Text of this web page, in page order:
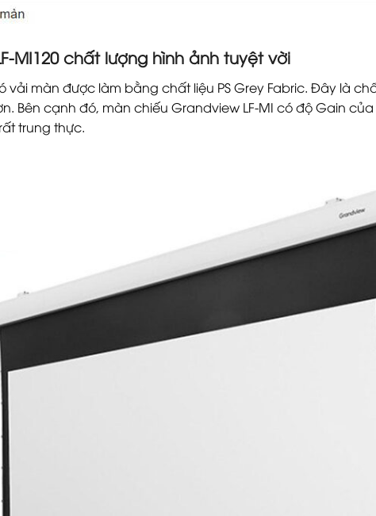
MI120 chất lượng hình ảnh tuyệt vời
vải màn được làm bằng chất liệu PS Grey Fabric. Đây là
Bên cạnh đó, màn chiếu Grandview LF-MI có độ Gain
trung thực.